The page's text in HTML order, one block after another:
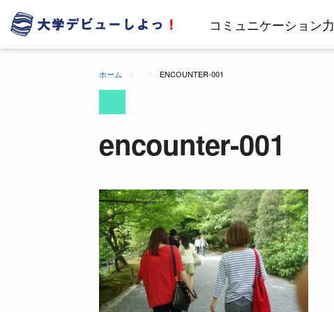
ン
コミュニケーション力
ホーム ENCOUNTER-001
encounter-001